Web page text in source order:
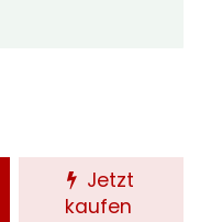
Jetzt
kaufen